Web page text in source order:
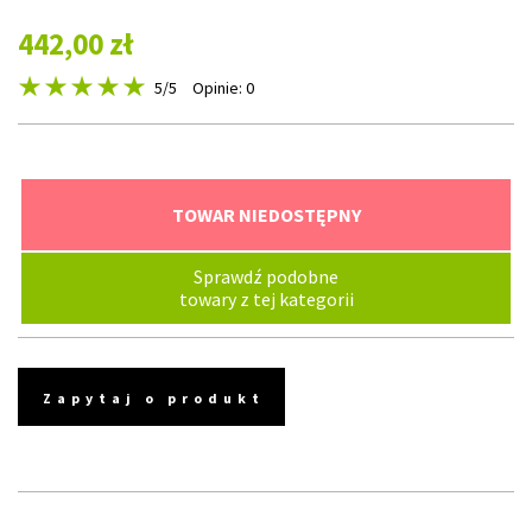
442,00 zł
5/5 Opinie: 0
TOWAR NIEDOSTĘPNY
Sprawdź podobne
towary z tej kategorii
Zapytaj o produkt